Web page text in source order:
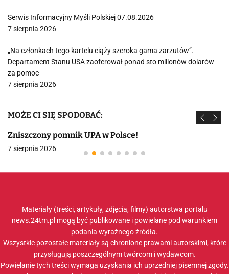
Serwis Informacyjny Myśli Polskiej 07.08.2026
7 sierpnia 2026
„Na członkach tego kartelu ciąży szeroka gama zarzutów”.
Departament Stanu USA zaoferował ponad sto milionów dolarów
za pomoc
7 sierpnia 2026
MOŻE CI SIĘ SPODOBAĆ:
Zniszczony pomnik UPA w Polsce!
7 sierpnia 2026
Materiały (treści, artykuły, zdjęcia, filmy) autorstwa portalu
news.24tm.pl mogą być publikowane i powielane pod warunkiem
podania wyraźnego źródła.
Wszystkie pozostałe materiały są chronione prawami autorskimi, które
przysługują poszczególnym twórcom i wydawcom.
Powielanie tych treści wymaga uzyskania ich uprzedniej pisemnej zgody.